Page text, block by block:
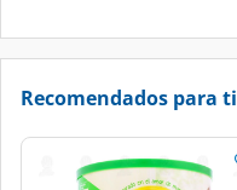
Recomendados para ti